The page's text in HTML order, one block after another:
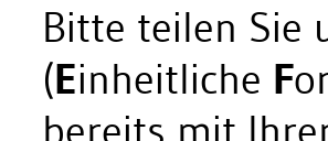
Bitte teilen Sie
(Einheitliche F
bereits mit